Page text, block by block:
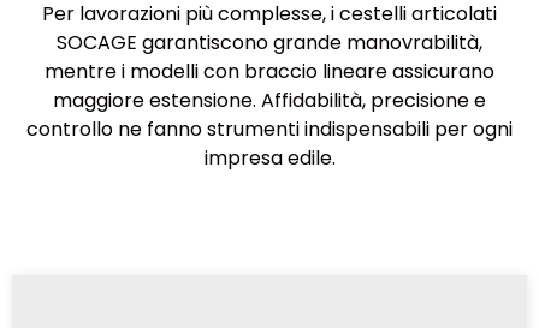
Per lavorazioni più complesse, i cestelli articolati
SOCAGE garantiscono grande manovrabilità,
mentre i modelli con braccio lineare assicurano
maggiore estensione. Affidabilità, precisione e
controllo ne fanno strumenti indispensabili per ogni
impresa edile.